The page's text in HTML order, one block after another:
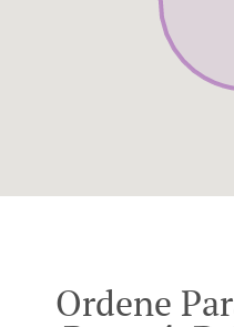
Ordene